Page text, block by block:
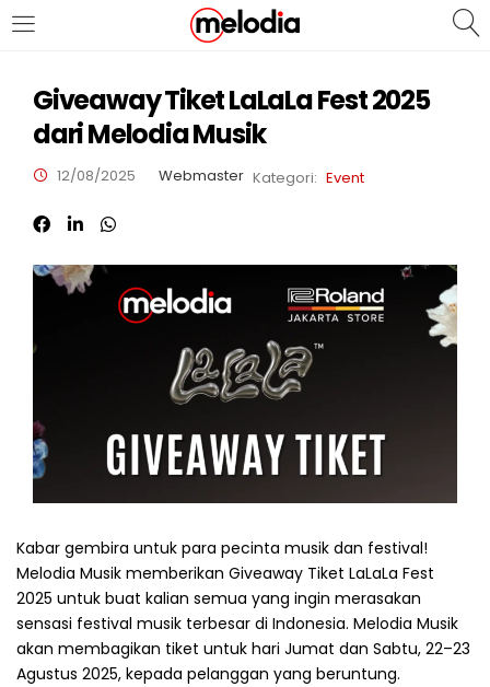
MASUK
Masuk
Lupa Password Anda?
Giveaway Tiket LaLaLa Fest 2025
dari Melodia Musik
12/08/2025 Webmaster Kategori: Event
Kabar gembira untuk para pecinta musik dan festival!
Melodia Musik memberikan Giveaway Tiket LaLaLa Fest
2025 untuk buat kalian semua yang ingin merasakan
sensasi festival musik terbesar di Indonesia. Melodia Musik
akan membagikan tiket untuk hari Jumat dan Sabtu, 22–23
Agustus 2025, kepada pelanggan yang beruntung.